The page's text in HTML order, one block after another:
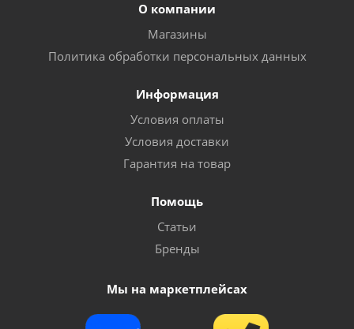
О компании
Магазины
Политика обработки персональных данных
Информация
Условия оплаты
Условия доставки
Гарантия на товар
Помощь
Статьи
Бренды
Мы на маркетплейсах